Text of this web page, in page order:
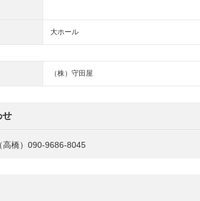
大ホール
（株）守田屋
せ
高橋）090-9686-8045